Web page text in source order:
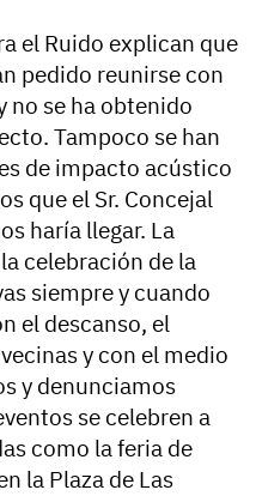
el Ruido explican que
pedido reunirse con
no se ha obtenido
Tampoco se han
de impacto acústico
que el Sr. Concejal
haría llegar. La
celebración de la
siempre y cuando
el descanso, el
y con el medio
y denunciamos
se celebren a
como la feria de
la Plaza de Las